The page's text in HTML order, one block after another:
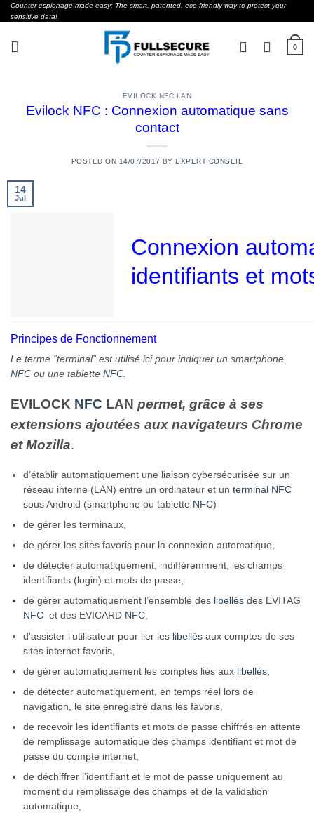
Skip
to
Counter-espionage made easy: The smart, patented, eco-friendly way to protect your
sensitive data!
0
EVILOCK NFC LAN
Evilock NFC : Connexion automatique sans
contact
POSTED ON 14/07/2017 BYEXPERT CONSEIL
14
Jul
Connexion
identifiants et
Principes de Fonctionnement
Le terme “terminal” est utilisé ici pour indiquer un smartphone
NFC ou une tablette NFC.
EVILOCK NFC LAN permet, grâce à ses
extensions ajoutées aux navigateurs Chrome
et Mozilla.
d’établir automatiquement une liaison cybersécurisée sur un
réseau interne (LAN) entre un ordinateur et un terminal
NFC
sous Android (smartphone ou tablette NFC)
de gérer les terminaux,
de gérer les sites favoris pour la connexion automatique,
de détecter automatiquement, indifféremment, les champs
identifiants (login) et mots de passe,
de gérer automatiquement l’ensemble des libellésdes EVITAG
NFCet des EVICARD NFC,
d’assister l’utilisateur pour lier les libellésaux comptes de ses
sites internet favoris,
de gérer automatiquement les comptes liés aux libellés,
de détecter automatiquement, en temps réel lors de
navigation, le site enregistré dans les favoris,
de recevoir les identifiants et mots de passe chiffrés en attente
de remplissage automatique des champs identifiant et mot de
passe du compte internet,
de déchiffrer l’identifiant et le mot de passe uniquement au
moment du remplissage des champs et de la validation
automatique,